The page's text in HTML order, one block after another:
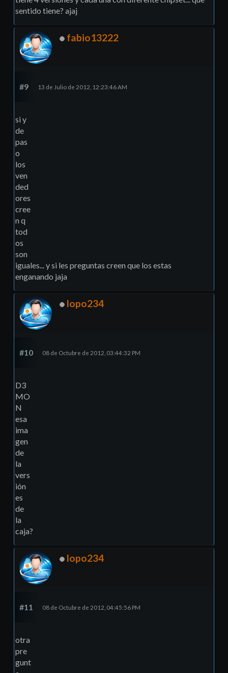
sentido tiene? ajaj
fabio13222
#9 13 de Julio de 2012, 12:23:46 AM
si y
de
pas
o
los
ven
ded
ores
cree
n q
tod
os
son
iguales... y si les preguntas creen que los estas
enganando jaja
lopo234
#10 08 de Octubre de 2012, 03:44:32 PM
D3
MO
N
esa
ima
gen
de
la
vers
ión
es
de
la
caja?
lopo234
#11 08 de Octubre de 2012, 04:45:56 PM
otra
pre
gunt